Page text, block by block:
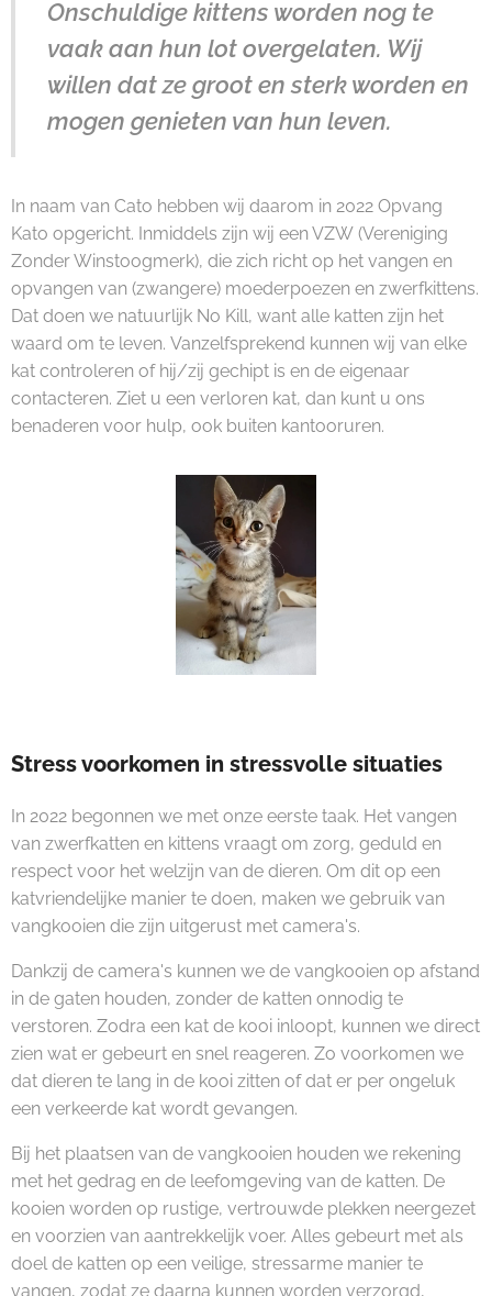
Onschuldige kittens worden nog te
vaak aan hun lot overgelaten. Wij
willen dat ze groot en sterk worden en
mogen genieten van hun leven.
In naam van Cato hebben wij daarom in 2022 Opvang
Kato opgericht. Inmiddels zijn wij een VZW (Vereniging
Zonder Winstoogmerk), die zich richt op het vangen en
opvangen van (zwangere) moederpoezen en zwerfkittens.
Dat doen we natuurlijk No Kill, want alle katten zijn het
waard om te leven. Vanzelfsprekend kunnen wij van elke
kat controleren of hij/zij gechipt is en de eigenaar
contacteren. Ziet u een verloren kat, dan kunt u ons
benaderen voor hulp, ook buiten kantooruren.
Stress voorkomen in stressvolle situaties
In 2022 begonnen we met onze eerste taak. Het vangen
van zwerfkatten en kittens vraagt om zorg, geduld en
respect voor het welzijn van de dieren. Om dit op een
katvriendelijke manier te doen, maken we gebruik van
vangkooien die zijn uitgerust met camera's.
Dankzij de camera's kunnen we de vangkooien op afstand
in de gaten houden, zonder de katten onnodig te
verstoren. Zodra een kat de kooi inloopt, kunnen we direct
zien wat er gebeurt en snel reageren. Zo voorkomen we
dat dieren te lang in de kooi zitten of dat er per ongeluk
een verkeerde kat wordt gevangen.
Bij het plaatsen van de vangkooien houden we rekening
met het gedrag en de leefomgeving van de katten. De
kooien worden op rustige, vertrouwde plekken neergezet
en voorzien van aantrekkelijk voer. Alles gebeurt met als
doel de katten op een veilige, stressarme manier te
vangen, zodat ze daarna kunnen worden verzorgd,